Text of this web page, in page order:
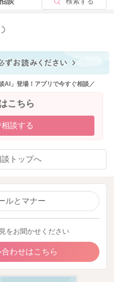
る
AI」登場！アプリで今すぐ相談／
こちら
談する
トップへ
ルとマナー
をお聞かせください
わせはこちら